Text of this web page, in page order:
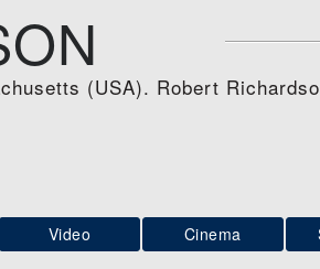
(USA). Robert
Video Cinema